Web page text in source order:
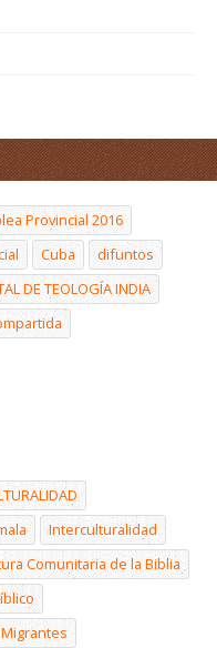
Provincial 2016
Cuba
difuntos
DE TEOLOGÍA INDIA
Interculturalidad
Comunitaria de la Biblia
Migrantes